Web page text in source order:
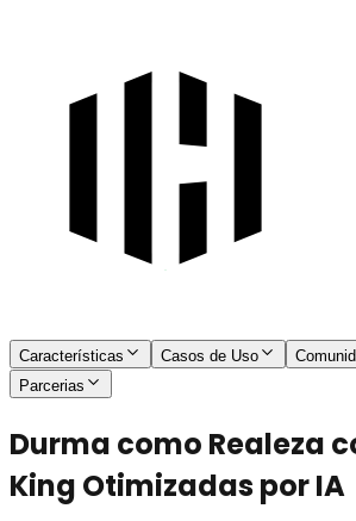
Características Casos de Uso
Parcerias
Durma como Realeza
King Otimizadas por IA